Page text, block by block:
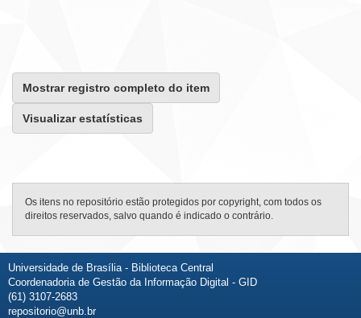
Mostrar registro completo do item
Visualizar estatísticas
Os itens no repositório estão protegidos por copyright, com todos os
direitos reservados, salvo quando é indicado o contrário.
Universidade de Brasília - Biblioteca Central
Coordenadoria de Gestão da Informação Digital - GID
(61) 3107-2683
repositorio@unb.br